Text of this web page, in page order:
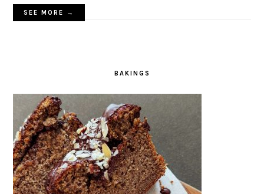
SEE MORE →
BAKINGS